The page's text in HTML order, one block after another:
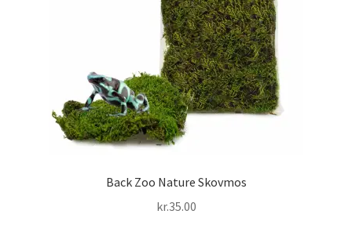
Back Zoo Nature Skovmos
kr.35.00